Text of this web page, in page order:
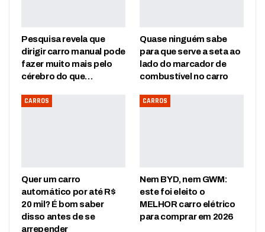
Pesquisa revela que
dirigir carro manual pode
fazer muito mais pelo
cérebro do que…
Quase ninguém sabe
para que serve a seta ao
lado do marcador de
combustível no carro
CARROS
Quer um carro
automático por até R$
20 mil? É bom saber
disso antes de se
arrepender
CARROS
Nem BYD, nem GWM:
este foi eleito o
MELHOR carro elétrico
para comprar em 2026